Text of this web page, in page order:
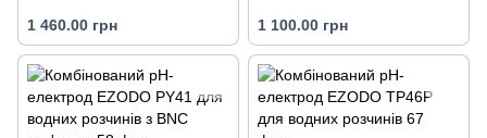
1 460.00 грн 1 100.00 грн